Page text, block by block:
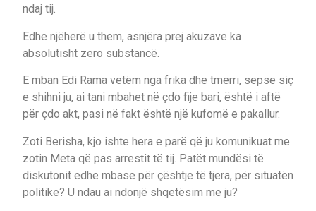
ndaj tij.
Edhe njëherë u them, asnjëra prej akuzave ka
absolutisht zero substancë.
E mban Edi Rama vetëm nga frika dhe tmerri, sepse siç
e shihni ju, ai tani mbahet në çdo fije bari, është i aftë
për çdo akt, pasi në fakt është një kufomë e pakallur.
Zoti Berisha, kjo ishte hera e parë që ju komunikuat me
zotin Meta që pas arrestit të tij. Patët mundësi të
diskutonit edhe mbase për çështje të tjera, për situatën
politike? U ndau ai ndonjë shqetësim me ju?